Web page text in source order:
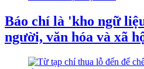
Báo chí là 'kho ngữ
người, văn hóa và xã